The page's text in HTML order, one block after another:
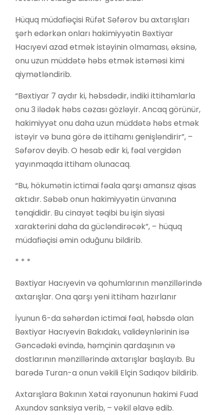
Hüquq müdafiəçisi Rüfət Səfərov bu axtarışları
şərh edərkən onları hakimiyyətin Bəxtiyar
Hacıyevi azad etmək istəyinin olmaması, əksinə,
onu uzun müddətə həbs etmək istəməsi kimi
qiymətləndirib.
“Bəxtiyar 7 aydır ki, həbsdədir, indiki ittihamlarla
onu 3 ilədək həbs cəzası gözləyir. Ancaq görünür,
hakimiyyət onu daha uzun müddətə həbs etmək
istəyir və buna görə də ittihamı genişləndirir”, –
Səfərov deyib. O hesab edir ki, fəal vergidən
yayınmaqda ittiham olunacaq.
“Bu, hökumətin ictimai fəala qarşı amansız qisas
aktıdır. Səbəb onun hakimiyyətin ünvanına
tənqididir. Bu cinayət təqibi bu işin siyasi
xarakterini daha da gücləndirəcək”, – hüquq
müdafiəçisi əmin oduğunu bildirib.
* * *
Bəxtiyar Hacıyevin və qohumlarının mənzillərində
axtarışlar. Ona qarşı yeni ittiham hazırlanır
İyunun 6-da səhərdən ictimai fəal, həbsdə olan
Bəxtiyar Hacıyevin Bakıdakı, valideynlərinin isə
Gəncədəki evində, həmçinin qardaşının və
dostlarının mənzillərində axtarışlar başlayıb. Bu
barədə Turan-a onun vəkili Elçin Sadıqov bildirib.
Axtarışlara Bakının Xətai rayonunun hakimi Fuad
Axundov sanksiya verib, – vəkil əlavə edib.